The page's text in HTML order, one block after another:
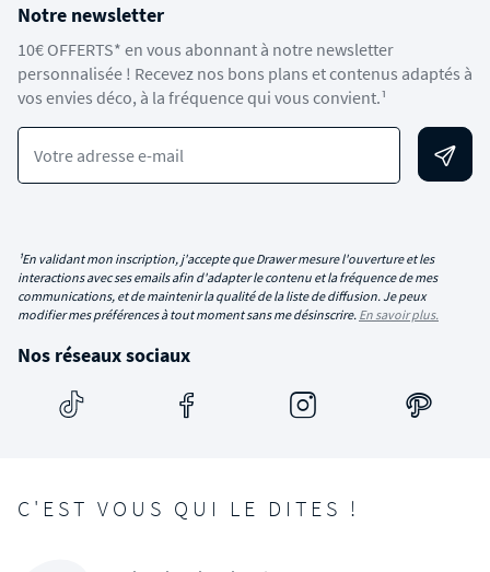
Notre newsletter
10€ OFFERTS* en vous abonnant à notre newsletter
personnalisée ! Recevez nos bons plans et contenus adaptés à
vos envies déco, à la fréquence qui vous convient.¹
Votre adresse e-mail
¹En validant mon inscription, j'accepte que Drawer mesure l'ouverture et les
interactions avec ses emails afin d'adapter le contenu et la fréquence de mes
communications, et de maintenir la qualité de la liste de diffusion. Je peux
modifier mes préférences à tout moment sans me désinscrire. En savoir plus.
Nos réseaux sociaux
C'EST VOUS QUI LE DITES !